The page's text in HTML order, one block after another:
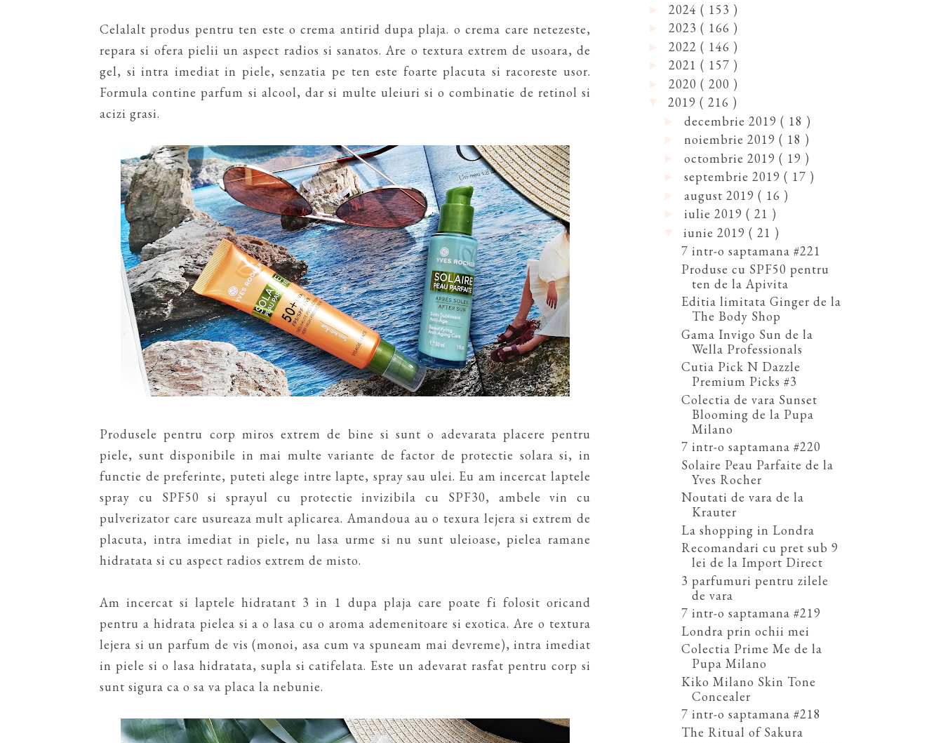
Celalalt produs pentru ten este o crema antirid dupa plaja. o crema care netezeste,
repara si ofera pielii un aspect radios si sanatos. Are o textura extrem de usoara, de
gel, si intra imediat in piele, senzatia pe ten este foarte placuta si racoreste usor.
Formula contine parfum si alcool, dar si multe uleiuri si o combinatie de retinol si
acizi grasi.
Produsele pentru corp miros extrem de bine si sunt o adevarata placere pentru
piele, sunt disponibile in mai multe variante de factor de protectie solara si, in
functie de preferinte, puteti alege intre lapte, spray sau ulei. Eu am incercat laptele
spray cu SPF50 si sprayul cu protectie invizibila cu SPF30, ambele vin cu
pulverizator care usureaza mult aplicarea. Amandoua au o texura lejera si extrem de
placuta, intra imediat in piele, nu lasa urme si nu sunt uleioase, pielea ramane
hidratata si cu aspect radios extrem de misto.
Am incercat si laptele hidratant 3 in 1 dupa plaja care poate fi folosit oricand
pentru a hidrata pielea si a o lasa cu o aroma ademenitoare si exotica. Are o textura
lejera si un parfum de vis (monoi, asa cum va spuneam mai devreme), intra imediat
in piele si o lasa hidratata, supla si catifelata. Este un adevarat rasfat pentru corp si
sunt sigura ca o sa va placa la nebunie.
2024 ( 153 )
2023 ( 166 )
2022 ( 146 )
2021 ( 157 )
2020 ( 200 )
2019 ( 216 )
decembrie 2019 ( 18 )
noiembrie 2019 ( 18 )
octombrie 2019 ( 19 )
septembrie 2019 ( 17 )
august 2019 ( 16 )
iulie 2019 ( 21 )
iunie 2019 ( 21 )
7 intr-o saptamana #221
Produse cu SPF50 pentru
ten de la Apivita
Editia limitata Ginger de la
The Body Shop
Gama Invigo Sun de la
Wella Professionals
Cutia Pick N Dazzle
Premium Picks #3
Colectia de vara Sunset
Blooming de la Pupa
Milano
7 intr-o saptamana #220
Solaire Peau Parfaite de la
Yves Rocher
Noutati de vara de la
Krauter
La shopping in Londra
Recomandari cu pret sub 9
lei de la Import Direct
3 parfumuri pentru zilele
de vara
7 intr-o saptamana #219
Londra prin ochii mei
Colectia Prime Me de la
Pupa Milano
Kiko Milano Skin Tone
Concealer
7 intr-o saptamana #218
The Ritual of Sakura